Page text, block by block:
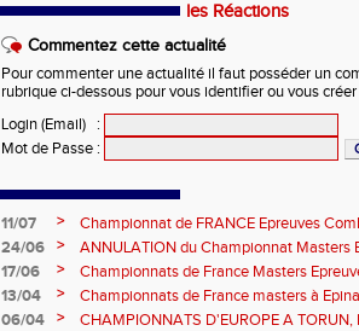
les Réactions
Commentez cette actualité
Pour commenter une actualité il faut posséder un
rubrique ci-dessous pour vous identifier ou vous
Login (Email)
:
Mot de Passe :
11/07 >
Championnat de FRANCE Epreuves
et Marche CHATEAUROUX
24/06 >
ANNULATION du Championnat Masters
Châteauroux les 27-28 juin
17/06 >
Championnats de France Masters
fond long
13/04 >
Championnats de France masters à
prévisionnels, montée de barres et
06/04 >
CHAMPIONNATS D'EUROPE A